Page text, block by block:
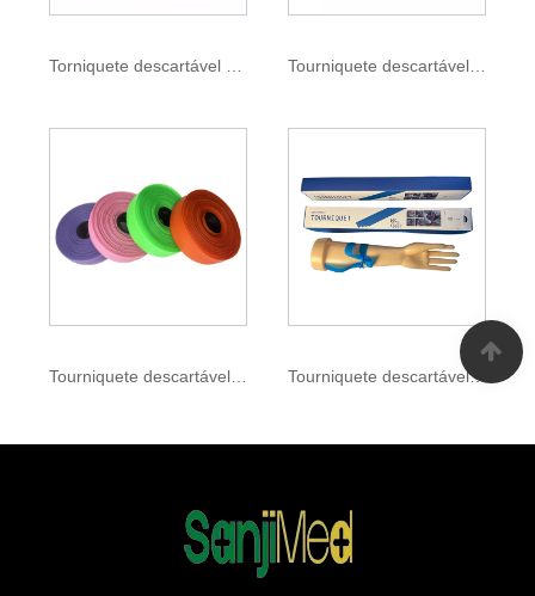
Torniquete descartável médico Tourniquete descartável elástico de uso único
Tourniquete descartável TPE Tourniquete descartável compactado